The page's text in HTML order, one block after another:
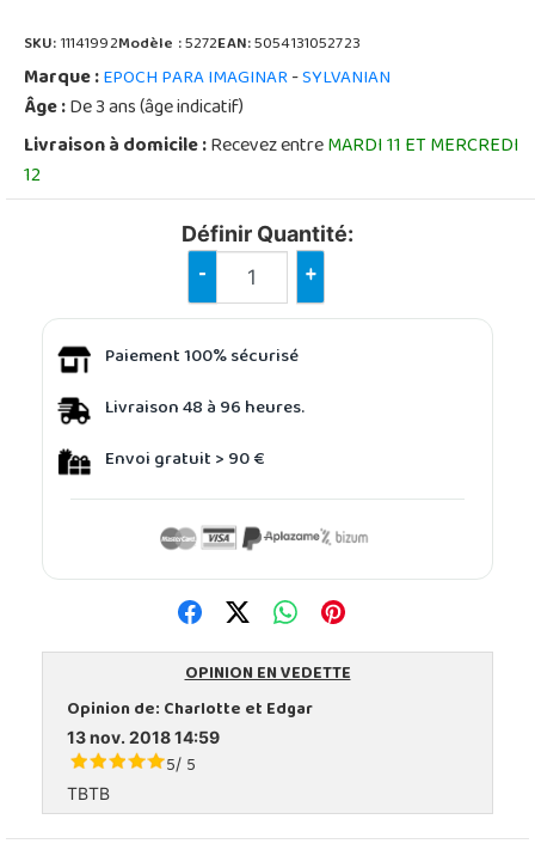
SKU:11141992Modèle :5272EAN:5054131052723
Marque :EPOCH PARA IMAGINAR-SYLVANIAN
Âge :De 3 ans (âge indicatif)
Livraison à domicile :Recevez entreMARDI 11 ET MERCREDI
12
Définir Quantité:
- +
Paiement 100% sécurisé
Livraison 48 à 96 heures.
Envoi gratuit > 90 €
OPINION EN VEDETTE
Opinion de:Charlotte et Edgar
13 nov. 2018 14:59
5/ 5
TBTB